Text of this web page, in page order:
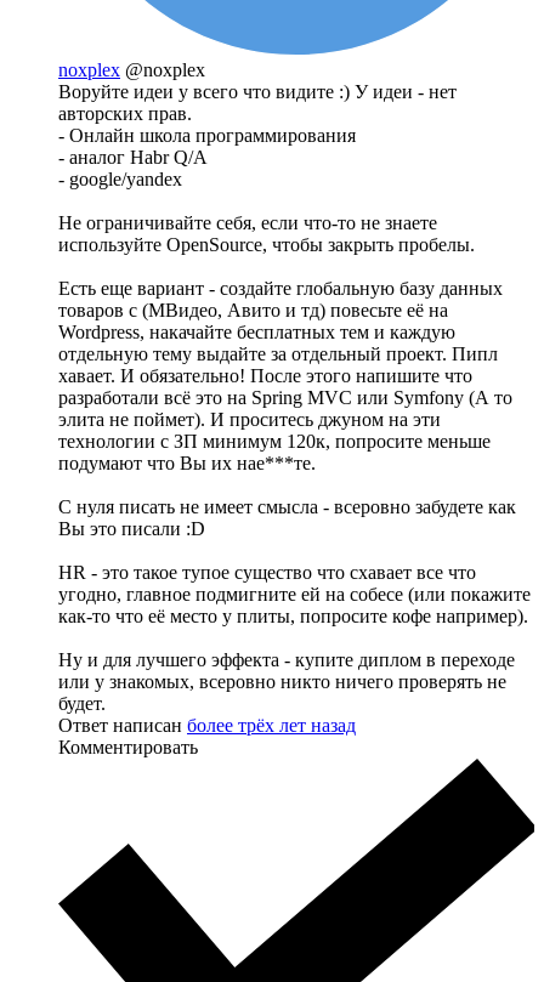
noxplex @noxplex
Воруйте идеи у всего что видите :) У идеи - нет
авторских прав.
- Онлайн школа программирования
- аналог Habr Q/A
- google/yandex
Не ограничивайте себя, если что-то не знаете
используйте OpenSource, чтобы закрыть пробелы.
Есть еще вариант - создайте глобальную базу данных
товаров с (МВидео, Авито и тд) повесьте её на
Wordpress, накачайте бесплатных тем и каждую
отдельную тему выдайте за отдельный проект. Пипл
хавает. И обязательно! После этого напишите что
разработали всё это на Spring MVC или Symfony (А то
элита не поймет). И проситесь джуном на эти
технологии с ЗП минимум 120к, попросите меньше
подумают что Вы их нае***те.
С нуля писать не имеет смысла - всеровно забудете как
Вы это писали :D
HR - это такое тупое существо что схавает все что
угодно, главное подмигните ей на собесе (или покажите
как-то что её место у плиты, попросите кофе например).
Ну и для лучшего эффекта - купите диплом в переходе
или у знакомых, всеровно никто ничего проверять не
будет.
Ответ написан более трёх лет назад
Комментировать